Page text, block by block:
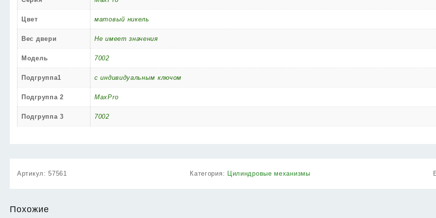
Цвет матовый никель
Вес двери Не имеет значения
Модель 7002
Подгруппа1 с индивидуальным ключом
Подгруппа 2 MaxPro
Подгруппа 3 7002
Артикул:57561 Категория: Цилиндровые механизмы
Похожие